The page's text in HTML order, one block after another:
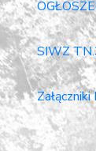
SIWZ